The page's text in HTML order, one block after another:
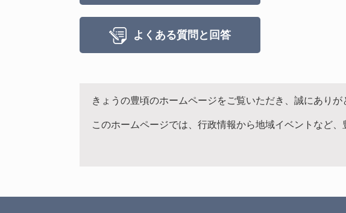
よくある質問と回答
きょうの豊頃のホームページをご覧いただき、誠にありが
このホームページでは、行政情報から地域イベントなど、